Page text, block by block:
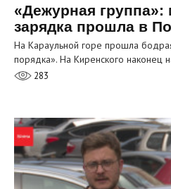
«Дежурная группа»:
зарядка прошла в
На Караульной горе прошла
порядка». На Киренского наконец
283